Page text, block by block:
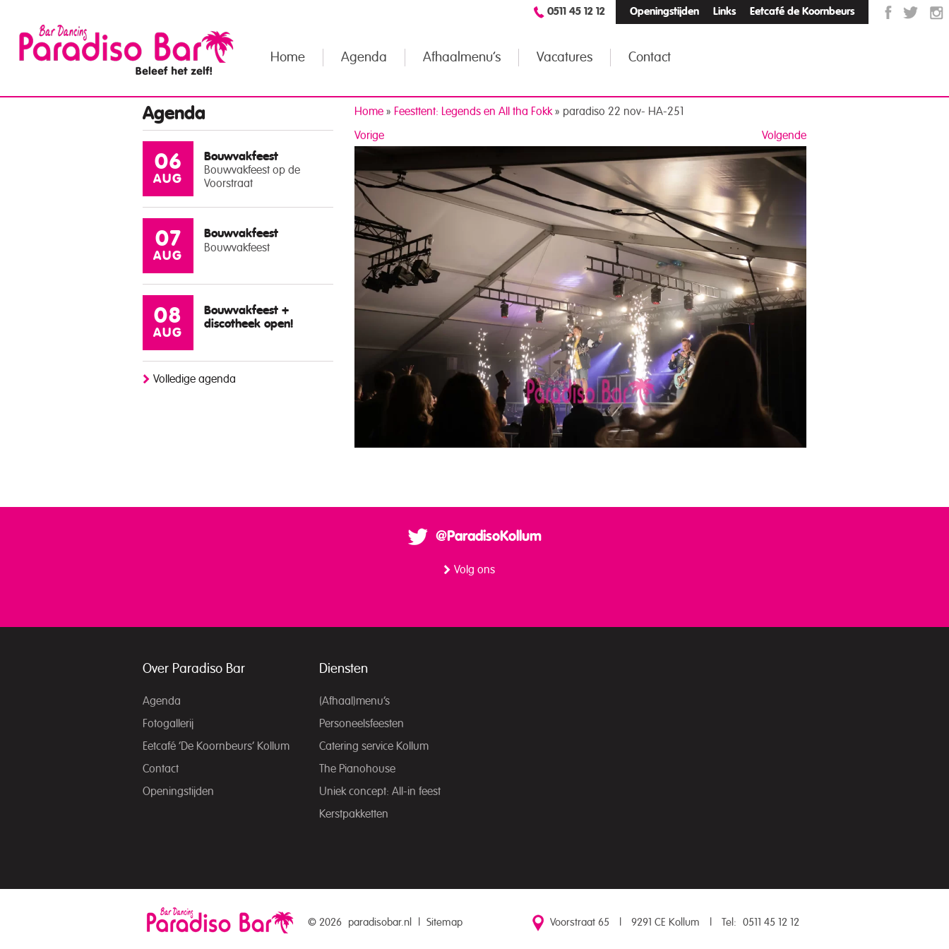
Openingstijden Links Eetcafé de Koornbeurs
0511 45 12 12
Home Agenda Afhaalmenu’s Vacatures Contact
Agenda
06
AUG
Bouwvakfeest
Bouwvakfeest op de
Voorstraat
07
AUG
Bouwvakfeest
Bouwvakfeest
08
AUG
Bouwvakfeest +
discotheek open!
Volledige agenda
Home » Feesttent: Legends en All tha Fokk » paradiso 22 nov- HA-251
Volgende
Vorige
@ParadisoKollum
Volg ons
Over Paradiso Bar
Agenda
Fotogallerij
Eetcafé ‘De Koornbeurs’ Kollum
Contact
Openingstijden
Diensten
(Afhaal)menu’s
Personeelsfeesten
Catering service Kollum
The Pianohouse
Uniek concept: All-in feest
Kerstpakketten
© 2026 paradisobar.nl Sitemap Voorstraat 65 9291 CE Kollum Tel: 0511 45 12 12